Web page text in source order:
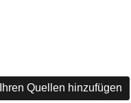
Quellen hinzufügen